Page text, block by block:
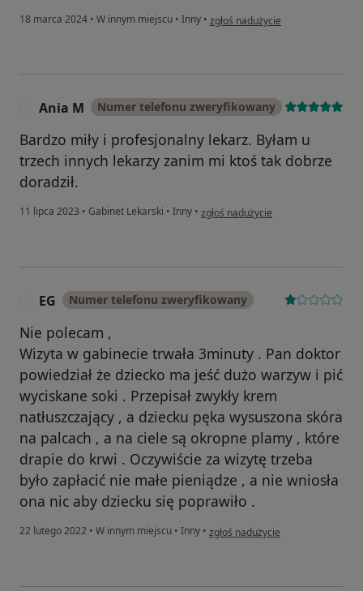
18 marca 2024 • W innym miejscu • Inny • w opinii użytkownika Marta
zgłoś nadużycie
Ania M Numer telefonu zweryfikowany
Bardzo miły i profesjonalny lekarz. Byłam u
trzech innych lekarzy zanim mi ktoś tak dobrze
doradził.
11 lipca 2023 • Gabinet Lekarski • Inny • w opinii użytkownika Ania M
zgłoś nadużycie
EG Numer telefonu zweryfikowany
Nie polecam ,
Wizyta w gabinecie trwała 3minuty . Pan doktor
powiedział że dziecko ma jeść dużo warzyw i pić
wyciskane soki . Przepisał zwykły krem
natłuszczający , a dziecku pęka wysuszona skóra
na palcach , a na ciele są okropne plamy , które
drapie do krwi . Oczywiście za wizytę trzeba
było zapłacić nie małe pieniądze , a nie wniosła
ona nic aby dziecku się poprawiło .
22 lutego 2022 • W innym miejscu • Inny • w opinii użytkownika EG
zgłoś nadużycie